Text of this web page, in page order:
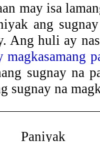
may isa
ang
huli ay
magkasamang
sugnay na
sugnay na
Paniyak